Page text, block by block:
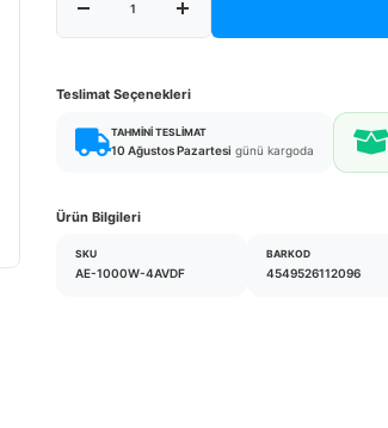
Teslimat Seçenekleri
TAHMINI TESLIMAT
10 Ağustos Pazartesi günü kargoda
Ürün Bilgileri
SKU
AE-1000W-4AVDF
BARKOD
4549526112096